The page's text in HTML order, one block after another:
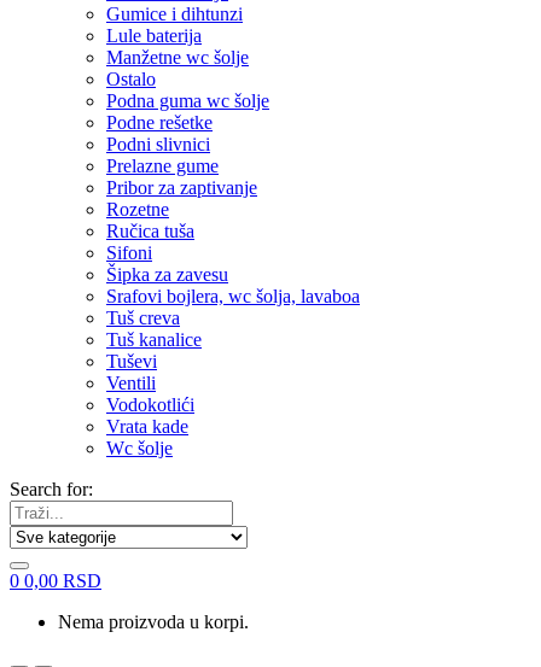
Gumice i dihtunzi
Lule baterija
Manžetne wc šolje
Ostalo
Podna guma wc šolje
Podne rešetke
Podni slivnici
Prelazne gume
Pribor za zaptivanje
Rozetne
Ručica tuša
Sifoni
Šipka za zavesu
Srafovi bojlera, wc šolja, lavaboa
Tuš creva
Tuš kanalice
Tuševi
Ventili
Vodokotlići
Vrata kade
Wc šolje
Search for:
0 0,00 RSD
Nema proizvoda u korpi.